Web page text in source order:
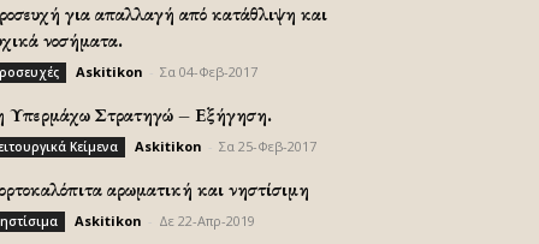
για απαλλαγή από κατάθλιψη και
νοσήματα.
Askitikon Σα 04-Φεβ-2017
Υπερμάχω Στρατηγώ – Εξήγηση.
Κείμενα Askitikon Σα 25-Φεβ-2017
αρωματική και νηστίσιμη
Askitikon Δε 22-Απρ-2019